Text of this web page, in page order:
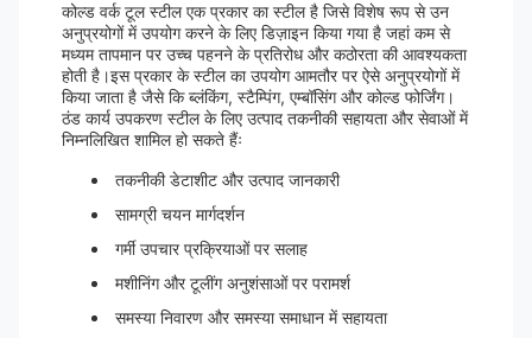
कोल्ड वर्क टूल स्टील एक प्रकार का स्टील है जिसे विशेष रूप से उन
अनुप्रयोगों में उपयोग करने के लिए डिज़ाइन किया गया है जहां कम से
मध्यम तापमान पर उच्च पहनने के प्रतिरोध और कठोरता की आवश्यकता
होती है।इस प्रकार के स्टील का उपयोग आमतौर पर ऐसे अनुप्रयोगों में
किया जाता है जैसे कि ब्लंकिंग, स्टैम्पिंग, एम्बॉसिंग और कोल्ड फोर्जिंग।
ठंड कार्य उपकरण स्टील के लिए उत्पाद तकनीकी सहायता और सेवाओं में
निम्नलिखित शामिल हो सकते हैंः
तकनीकी डेटाशीट और उत्पाद जानकारी
सामग्री चयन मार्गदर्शन
गर्मी उपचार प्रक्रियाओं पर सलाह
मशीनिंग और टूलींग अनुशंसाओं पर परामर्श
समस्या निवारण और समस्या समाधान में सहायता